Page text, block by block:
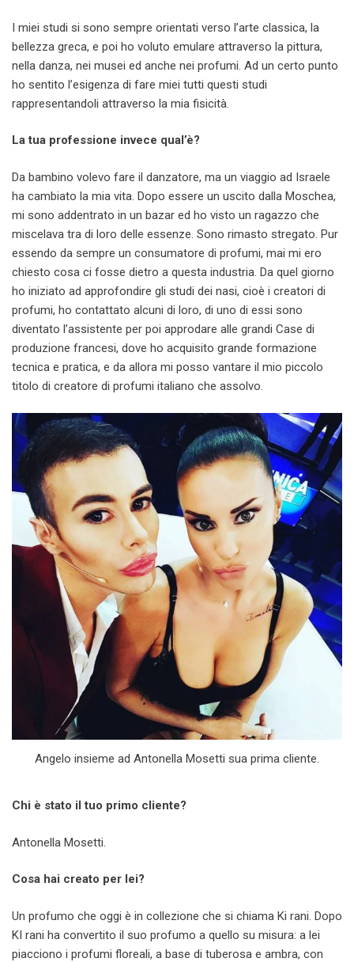
I miei studi si sono sempre orientati verso l’arte classica, la
bellezza greca, e poi ho voluto emulare attraverso la pittura,
nella danza, nei musei ed anche nei profumi. Ad un certo punto
ho sentito l’esigenza di fare miei tutti questi studi
rappresentandoli attraverso la mia fisicità.
La tua professione invece qual’è?
Da bambino volevo fare il danzatore, ma un viaggio ad Israele
ha cambiato la mia vita. Dopo essere un uscito dalla Moschea,
mi sono addentrato in un bazar ed ho visto un ragazzo che
miscelava tra di loro delle essenze. Sono rimasto stregato. Pur
essendo da sempre un consumatore di profumi, mai mi ero
chiesto cosa ci fosse dietro a questa industria. Da quel giorno
ho iniziato ad approfondire gli studi dei nasi, cioè i creatori di
profumi, ho contattato alcuni di loro, di uno di essi sono
diventato l’assistente per poi approdare alle grandi Case di
produzione francesi, dove ho acquisito grande formazione
tecnica e pratica, e da allora mi posso vantare il mio piccolo
titolo di creatore di profumi italiano che assolvo.
Angelo insieme ad Antonella Mosetti sua prima cliente.
Chi è stato il tuo primo cliente?
Antonella Mosetti.
Cosa hai creato per lei?
Un profumo che oggi è in collezione che si chiama Ki rani. Dopo
KI rani ha convertito il suo profumo a quello su misura: a lei
piacciono i profumi floreali, a base di tuberosa e ambra, con